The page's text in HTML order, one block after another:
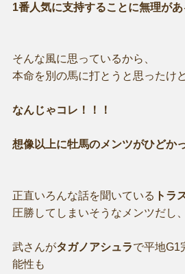
1番人気に支持することに無理があ
そんな風に思っているから、
本命を別の馬に打とうと思ったけ
なんじゃコレ！！！
想像以上に牡馬のメンツがひどか
正直いろんな話を聞いている トラ
圧勝してしまいそうなメンツだし、
武さんがタガノアシュラで平地G1
能性も